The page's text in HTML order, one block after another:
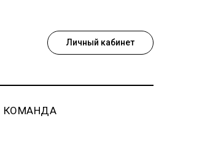
Личный кабинет
КОМАНДА